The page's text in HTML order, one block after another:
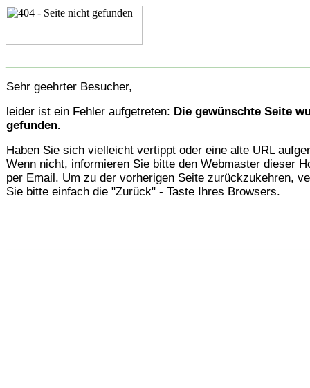
Sehr geehrter Besucher,
leider ist ein Fehler aufgetreten: Die gewünschte Seite
gefunden.
Haben Sie sich vielleicht vertippt oder eine alte URL
Wenn nicht, informieren Sie bitte den Webmaster dieser
per Email. Um zu der vorherigen Seite zurückzukehren,
Sie bitte einfach die "Zurück" - Taste Ihres Browsers.